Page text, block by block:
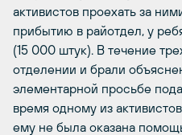
активистов проехать за
прибытию в райотдел, у
(15 000 штук). В течение
отделении и брали
элементарной просьбе
время одному из
ему не была оказана